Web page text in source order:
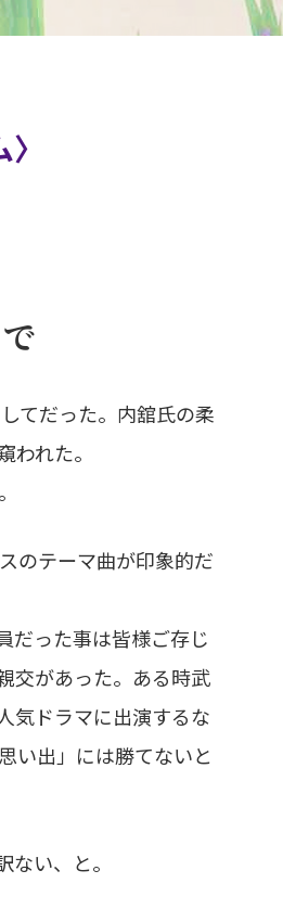
てだった。内舘氏の柔
れた。
のテーマ曲が印象的だ
だった事は皆様ご存じ
交があった。ある時武
気ドラマに出演するな
い出」には勝てないと
い、と。